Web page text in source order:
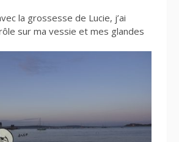
la grossesse de Lucie, j’ai
sur ma vessie et mes glandes